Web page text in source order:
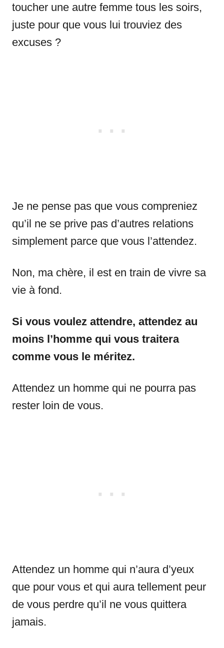
toucher une autre femme tous les soirs,
juste pour que vous lui trouviez des
excuses ?
Je ne pense pas que vous compreniez
qu’il ne se prive pas d’autres relations
simplement parce que vous l’attendez.
Non, ma chère, il est en train de vivre sa
vie à fond.
Si vous voulez attendre, attendez au
moins l’homme qui vous traitera
comme vous le méritez.
Attendez un homme qui ne pourra pas
rester loin de vous.
Attendez un homme qui n’aura d’yeux
que pour vous et qui aura tellement peur
de vous perdre qu’il ne vous quittera
jamais.